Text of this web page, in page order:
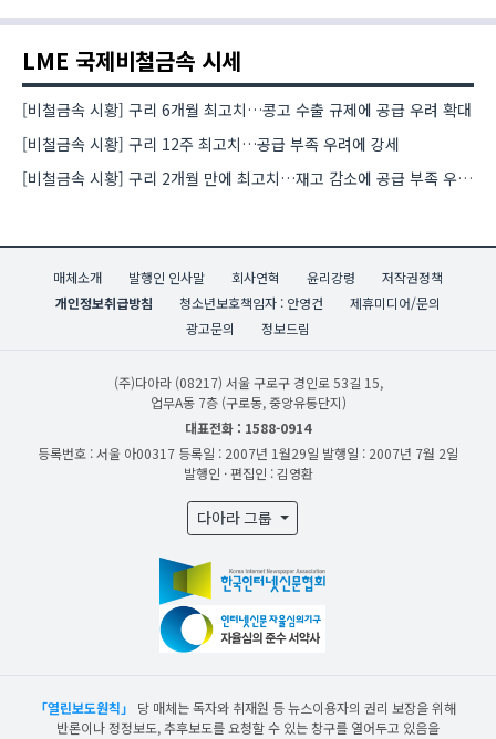
LME 국제비철금속 시세
[비철금속 시황] 구리 6개월 최고치…콩고 수출 규제에 공급 우려 확대
[비철금속 시황] 구리 12주 최고치…공급 부족 우려에 강세
[비철금속 시황] 구리 2개월 만에 최고치…재고 감소에 공급 부족 우려 확대
매체소개 발행인 인사말 회사연혁 윤리강령
저작권정책
개인정보취급방침
청소년보호책임자 : 안영건
제휴미디어/문의
광고문의
정보드림
(주)다아라 (08217) 서울 구로구 경인로 53길 15,
업무A동 7층 (구로동, 중앙유통단지)
대표전화 : 1588-0914
등록번호 : 서울 아00317 등록일 : 2007년 1월29일 발행일 : 2007년 7월 2일
발행인 · 편집인 : 김영환
다아라 그룹
「열린보도원칙」
당 매체는 독자와 취재원 등 뉴스이용자의 권리 보장을 위해
반론이나 정정보도, 추후보도를 요청할 수 있는 창구를 열어두고 있음을